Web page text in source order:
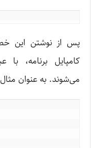
پس از نوشتن این
می‌شوند. به عنوان